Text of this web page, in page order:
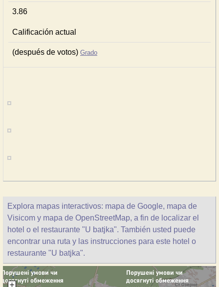
3.86
Calificación actual
(después de votos) Grado
Explora mapas interactivos: mapa de Google, mapa de
Visicom y mapa de OpenStreetMap, a fin de localizar el
hotel o el restaurante "U batjka". También usted puede
encontrar una ruta y las instrucciones para este hotel o
restaurante "U batjka".